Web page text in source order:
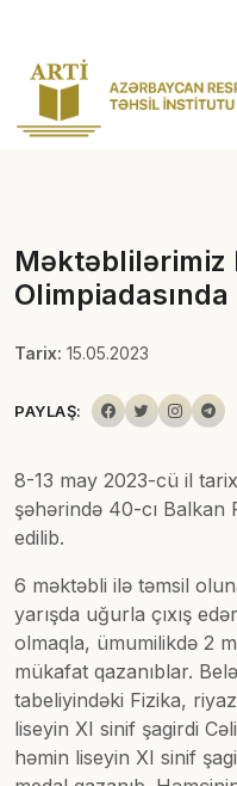
Məktəblilərimiz
Tarix: 15.05.2023
PAYLAŞ:
8-13 may 2023-cü il
şəhərində 40-cı Balkan
edilib.
6 məktəbli ilə təmsil
yarışda uğurla çıxış
olmaqla, ümumilikdə 2
mükafat qazanıblar.
tabeliyindəki Fizika,
liseyin XI sinif şagirdi
həmin liseyin XI sinif